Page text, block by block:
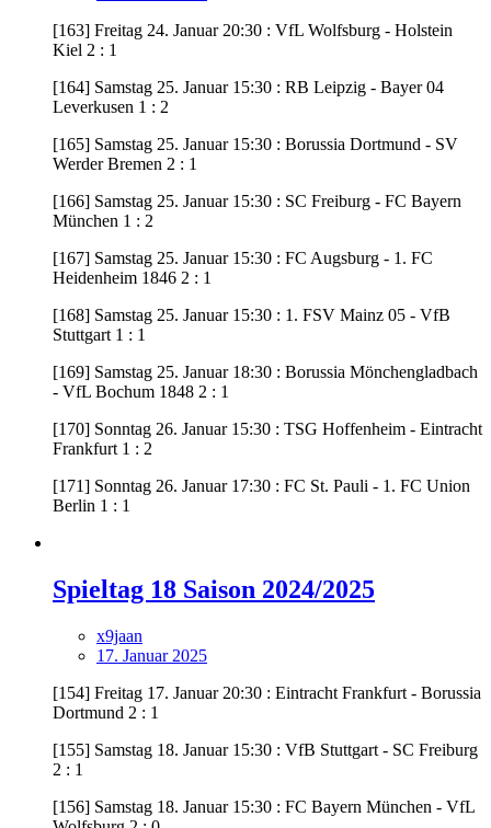
[163] Freitag 24. Januar 20:30 : VfL Wolfsburg - Holstein
Kiel 2 : 1
[164] Samstag 25. Januar 15:30 : RB Leipzig - Bayer 04
Leverkusen 1 : 2
[165] Samstag 25. Januar 15:30 : Borussia Dortmund - SV
Werder Bremen 2 : 1
[166] Samstag 25. Januar 15:30 : SC Freiburg - FC Bayern
München 1 : 2
[167] Samstag 25. Januar 15:30 : FC Augsburg - 1. FC
Heidenheim 1846 2 : 1
[168] Samstag 25. Januar 15:30 : 1. FSV Mainz 05 - VfB
Stuttgart 1 : 1
[169] Samstag 25. Januar 18:30 : Borussia Mönchengladbach
- VfL Bochum 1848 2 : 1
[170] Sonntag 26. Januar 15:30 : TSG Hoffenheim - Eintracht
Frankfurt 1 : 2
[171] Sonntag 26. Januar 17:30 : FC St. Pauli - 1. FC Union
Berlin 1 : 1
Spieltag 18 Saison 2024/2025
x9jaan
17. Januar 2025
[154] Freitag 17. Januar 20:30 : Eintracht Frankfurt - Borussia
Dortmund 2 : 1
[155] Samstag 18. Januar 15:30 : VfB Stuttgart - SC Freiburg
2 : 1
[156] Samstag 18. Januar 15:30 : FC Bayern München - VfL